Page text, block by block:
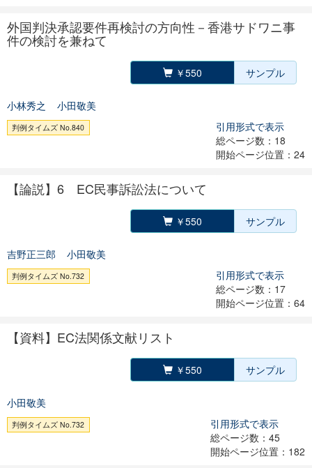
外国判決承認要件再検討の方向性－香港サドワニ事
件の検討を兼ねて
￥550 サンプル
小林秀之 小田敬美
判例タイムズ No.840
引用形式で表示
総ページ数：18
開始ページ位置：24
【論説】6 EC民事訴訟法について
￥550 サンプル
吉野正三郎 小田敬美
判例タイムズ No.732
引用形式で表示
総ページ数：17
開始ページ位置：64
【資料】EC法関係文献リスト
￥550 サンプル
小田敬美
判例タイムズ No.732
引用形式で表示
総ページ数：45
開始ページ位置：182